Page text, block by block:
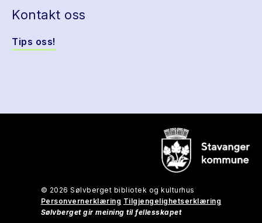
Kontakt oss
Tips oss!
© 2026 Sølvberget bibliotek og kulturhus
Personvernerklæring Tilgjengelighetserklæring
Sølvberget gir meining til fellesskapet